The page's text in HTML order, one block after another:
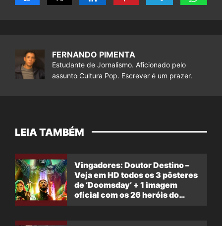
FERNANDO PIMENTA
Estudante de Jornalismo. Aficionado pelo
assunto Cultura Pop. Escrever é um prazer.
LEIA TAMBÉM
Vingadores: Doutor Destino –
Veja em HD todos os 3 pôsteres
de ‘Doomsday’ + 1 imagem
oficial com os 26 heróis do